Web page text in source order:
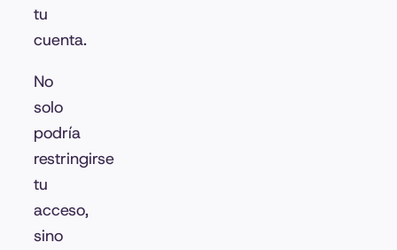
tu
cuenta.
No
solo
podría
restringirse
tu
acceso,
sino